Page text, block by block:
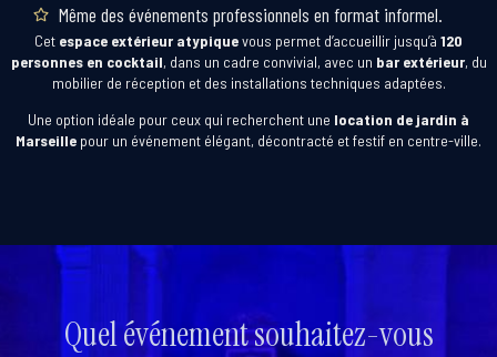
Même des événements professionnels en format informel.
Cet espace extérieur atypiquevous permet d’accueillir jusqu’à 120
personnes en cocktail, dans un cadre convivial, avec un bar extérieur, du
mobilier de réception et des installations techniques adaptées.
Une option idéale pour ceux qui recherchent une location de jardin à
Marseille pour un événement élégant, décontracté et festif en centre-ville.
Quel événement souhaitez-vous